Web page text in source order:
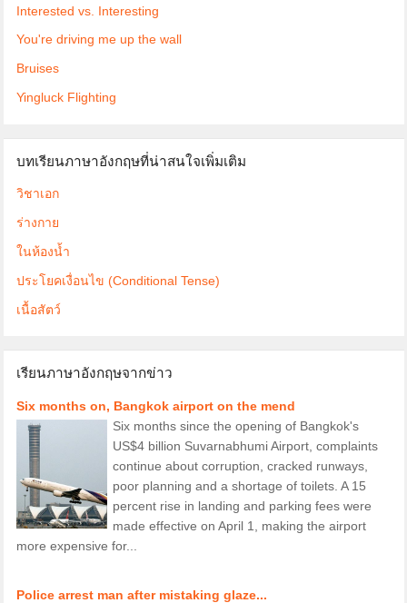
Interested vs. Interesting
You're driving me up the wall
Bruises
Yingluck Flighting
บทเรียนภาษาอังกฤษที่น่าสนใจเพิ่มเติม
วิชาเอก
ร่างกาย
ในห้องน้ำ
ประโยคเงื่อนไข (Conditional Tense)
เนื้อสัตว์
เรียนภาษาอังกฤษจากข่าว
Six months on, Bangkok airport on the mend
Six months since the opening of Bangkok's
US$4 billion Suvarnabhumi Airport, complaints
continue about corruption, cracked runways,
poor planning and a shortage of toilets. A 15
percent rise in landing and parking fees were
made effective on April 1, making the airport
more expensive for...
Police arrest man after mistaking glaze...